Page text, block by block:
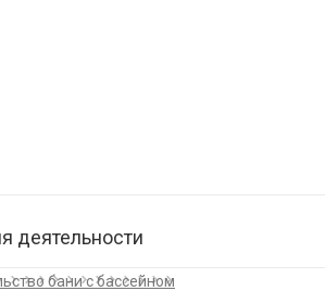
деятельности
бани с бассейном